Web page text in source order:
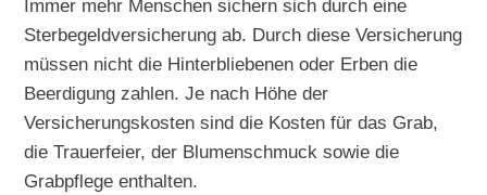
Immer mehr Menschen sichern sich durch eine
Sterbegeldversicherung ab. Durch diese Versicherung
müssen nicht die Hinterbliebenen oder Erben die
Beerdigung zahlen. Je nach Höhe der
Versicherungskosten sind die Kosten für das Grab,
die Trauerfeier, der Blumenschmuck sowie die
Grabpflege enthalten.